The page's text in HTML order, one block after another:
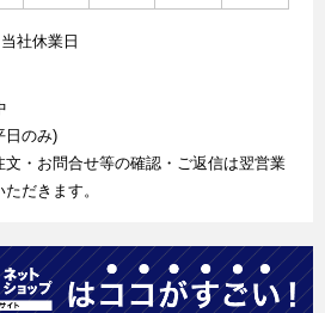
社休業日
日のみ)
・お問合せ等の確認・ご返信は翌営業
だきます。